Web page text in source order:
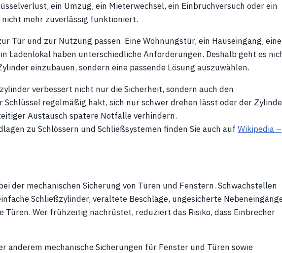
ein Umzug, ein Mieterwechsel, ein Einbruchversuch oder ein
mehr zuverlässig funktioniert.
Tür und zur Nutzung passen. Eine Wohnungstür, ein Hauseingang, eine
Ladenlokal haben unterschiedliche Anforderungen. Deshalb geht es
einzubauen, sondern eine passende Lösung auszuwählen.
verbessert nicht nur die Sicherheit, sondern auch den
Schlüssel regelmäßig hakt, sich nur schwer drehen lässt oder der
Austausch spätere Notfälle verhindern.
zu Schlössern und Schließsystemen finden Sie auch auf Wikipedia –
der mechanischen Sicherung von Türen und Fenstern. Schwachstellen
Schließzylinder, veraltete Beschläge, ungesicherte
Türen. Wer frühzeitig nachrüstet, reduziert das Risiko, dass Einbrecher
anderem mechanische Sicherungen für Fenster und Türen sowie